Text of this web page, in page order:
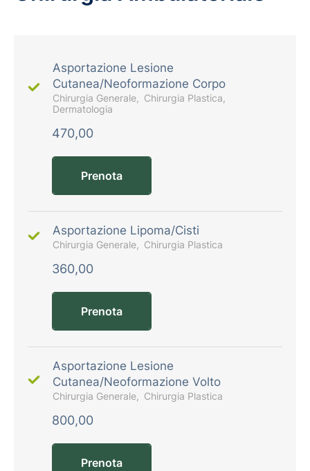
Asportazione Lesione
Cutanea/Neoformazione Corpo
Chirurgia Generale
Chirurgia Plastica
Dermatologia
470,00
Prenota
Asportazione Lipoma/Cisti
Chirurgia Generale Chirurgia Plastica
360,00
Prenota
Asportazione Lesione
Cutanea/Neoformazione Volto
Chirurgia Generale Chirurgia Plastica
800,00
Prenota